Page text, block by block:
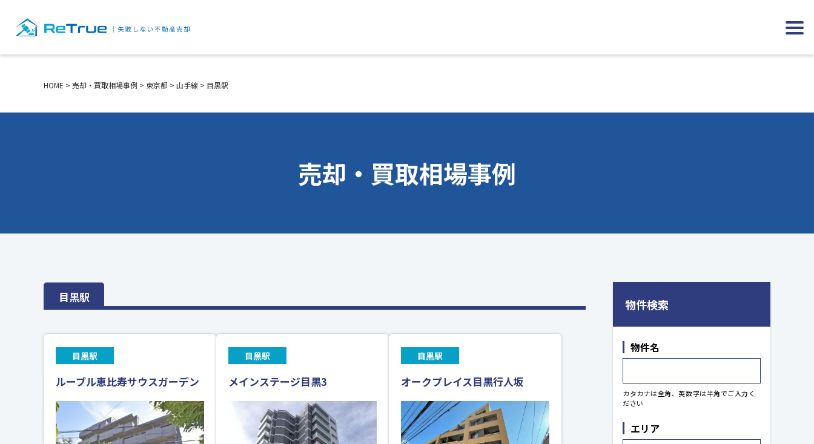
HOME > 売却・買取相場事例 > 東京都 > 山手線 > 目黒駅
売却・買取相場事例
目黒駅
目黒駅
ルーブル恵比寿サウスガーデン
目黒駅
メインステージ目黒3
目黒駅
オークプレイス目黒行人坂
物件検索
物件名
カタカナは全角、英数字は半角でご入力く
ださい
エリア